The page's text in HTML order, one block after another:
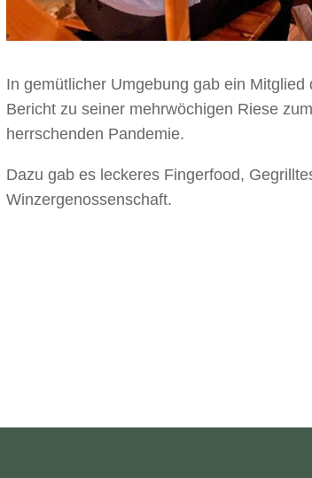
In gemütlicher Umgebung gab ein
Bericht zu seiner mehrwöchigen Riese
herrschenden Pandemie.
Dazu gab es leckeres Fingerfood,
Winzergenossenschaft.